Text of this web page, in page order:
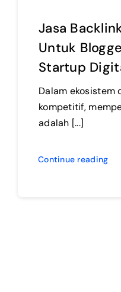
Jasa
Untuk
Startup
Dalam ekosistem
kompetitif,
adalah [...]
Continue reading